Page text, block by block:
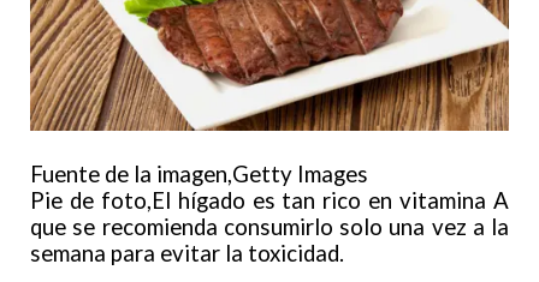
Fuente de la imagen,Getty Images
Pie de foto,El hígado es tan rico en vitamina A
que se recomienda consumirlo solo una vez a la
semana para evitar la toxicidad.